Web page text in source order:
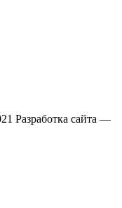
сайта —